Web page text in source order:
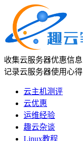
收集云服务器优惠信息
记录云服务器使用心得
云主机测评
云优惠
运维经验
趣云杂谈
Linux教程